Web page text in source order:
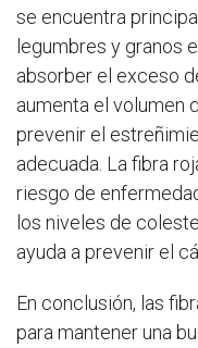
se encuentra
legumbres y granos
absorber el exceso
aumenta el volumen
prevenir el
adecuada. La fibra
riesgo de
los niveles de
ayuda a prevenir el
En conclusión, las
para mantener una